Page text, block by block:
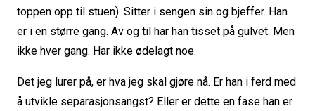
toppen opp til stuen). Sitter i sengen sin og bjeffer. Han
er i en større gang. Av og til har han tisset på gulvet. Men
ikke hver gang. Har ikke ødelagt noe.
Det jeg lurer på, er hva jeg skal gjøre nå. Er han i ferd med
å utvikle separasjonsangst? Eller er dette en fase han er